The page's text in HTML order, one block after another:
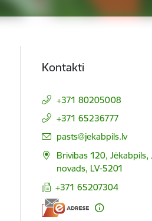
Kontakti
+371 80205008
+371 65236777
E-pasts:
pasts@jekabpils.lv
Brīvības 120, Jēkabpils,
novads, LV-5201
+371 65207304